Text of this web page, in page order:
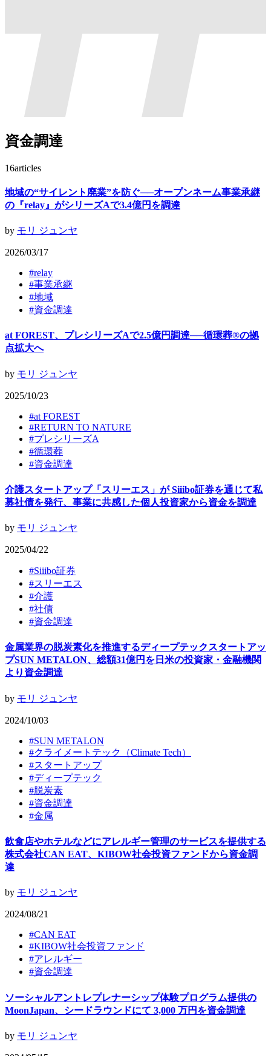
資金調達
16articles
地域の“サイレント廃業”を防ぐ──オープンネーム事業承継
の『relay』がシリーズAで3.4億円を調達
by モリ ジュンヤ
2026/03/17
#relay
#事業承継
#地域
#資金調達
at FOREST、プレシリーズAで2.5億円調達──循環葬®︎の拠
点拡大へ
by モリ ジュンヤ
2025/10/23
#at FOREST
#RETURN TO NATURE
#プレシリーズA
#循環葬
#資金調達
介護スタートアップ「スリーエス」が Siiibo証券を通じて私
募社債を発行、事業に共感した個人投資家から資金を調達
by モリ ジュンヤ
2025/04/22
#Siiibo証券
#スリーエス
#介護
#社債
#資金調達
金属業界の脱炭素化を推進するディープテックスタートアッ
プSUN METALON、総額31億円を日米の投資家・金融機関
より資金調達
by モリ ジュンヤ
2024/10/03
#SUN METALON
#クライメートテック（Climate Tech）
#スタートアップ
#ディープテック
#脱炭素
#資金調達
#金属
飲食店やホテルなどにアレルギー管理のサービスを提供する
株式会社CAN EAT、KIBOW社会投資ファンドから資金調
達
by モリ ジュンヤ
2024/08/21
#CAN EAT
#KIBOW社会投資ファンド
#アレルギー
#資金調達
ソーシャルアントレプレナーシップ体験プログラム提供の
MoonJapan、シードラウンドにて 3,000 万円を資金調達
by モリ ジュンヤ